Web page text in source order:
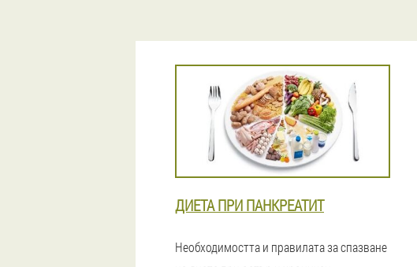
ДИЕТА ПРИ ПАНКРЕАТИТ
Необходимостта и правилата за спазване